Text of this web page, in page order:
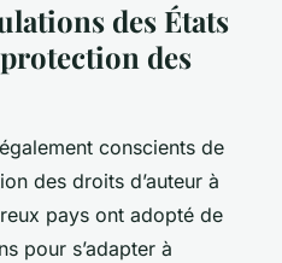
des États
des
conscients de
des droits d’auteur à
pays ont adopté de
pour s’adapter à